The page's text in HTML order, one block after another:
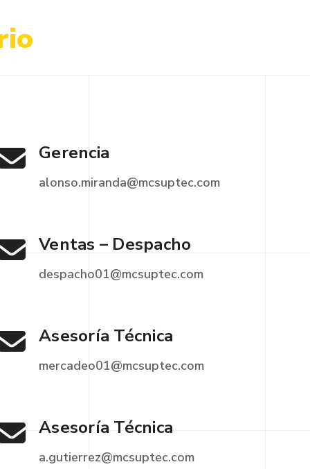
Gerencia
alonso.miranda@mcsuptec.com
Ventas – Despacho
despacho01@mcsuptec.com
Asesoría Técnica
mercadeo01@mcsuptec.com
Asesoría Técnica
a.gutierrez@mcsuptec.com